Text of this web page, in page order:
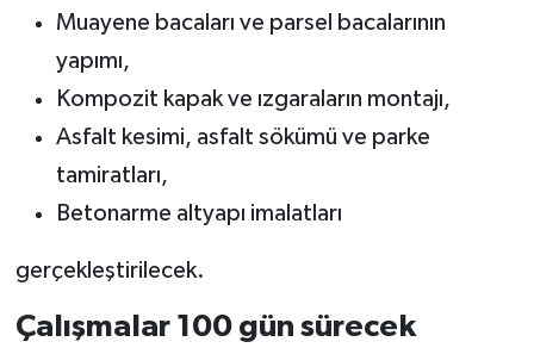
Muayene bacaları ve parsel bacalarının
yapımı,
Kompozit kapak ve ızgaraların montajı,
Asfalt kesimi, asfalt sökümü ve parke
tamiratları,
Betonarme altyapı imalatları
gerçekleştirilecek.
Çalışmalar 100 gün sürecek